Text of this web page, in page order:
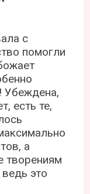
с
помогли
! Убеждена,
есть те,
а
творениям
это